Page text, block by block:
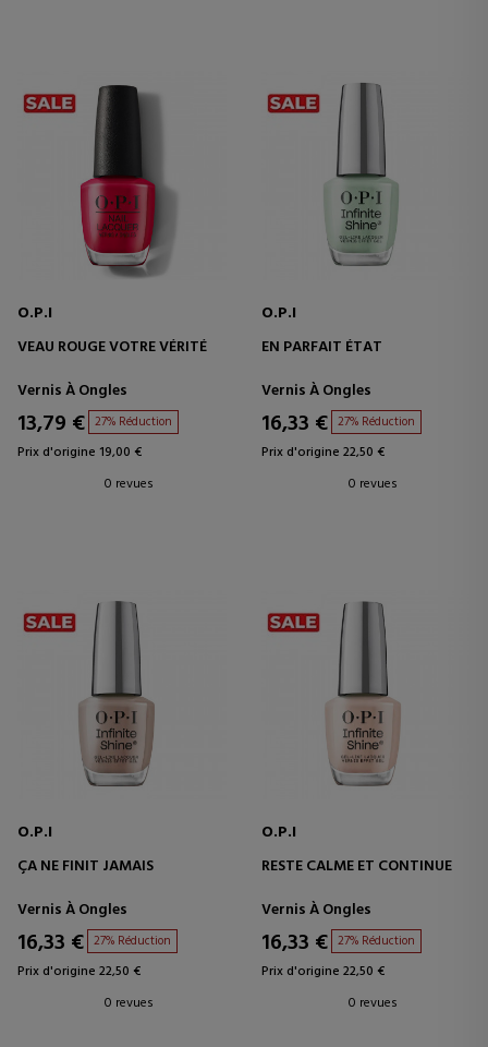
O.P.I
VEAU ROUGE VOTRE VÉRITÉ
Vernis À Ongles
13,79 € 27% Réduction
Prix d'origine 19,00 €
0 revues
O.P.I
EN PARFAIT ÉTAT
Vernis À Ongles
16,33 € 27% Réduction
Prix d'origine 22,50 €
0 revues
O.P.I
ÇA NE FINIT JAMAIS
Vernis À Ongles
16,33 € 27% Réduction
Prix d'origine 22,50 €
0 revues
O.P.I
RESTE CALME ET CONTINUE
Vernis À Ongles
16,33 € 27% Réduction
Prix d'origine 22,50 €
0 revues